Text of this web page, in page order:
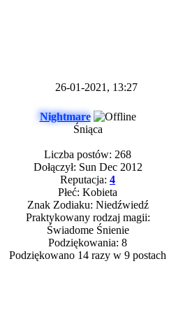
26-01-2021, 13:27
Nightmare
Śniąca
Liczba postów: 268
Dołączył: Sun Dec 2012
Reputacja: 4
Płeć: Kobieta
Znak Zodiaku: Niedźwiedź
Praktykowany rodzaj magii:
Świadome Śnienie
Podziękowania: 8
Podziękowano 14 razy w 9 postach